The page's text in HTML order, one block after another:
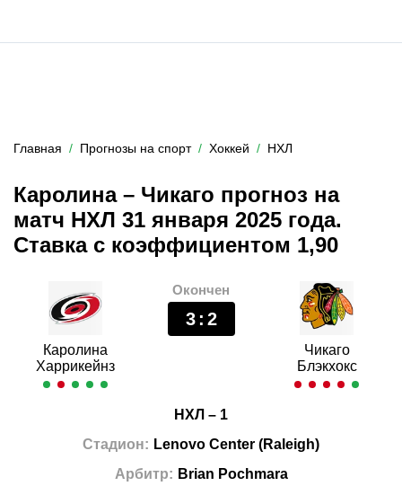
Главная Прогнозы на спорт Хоккей НХЛ
Каролина – Чикаго прогноз на
матч НХЛ 31 января 2025 года.
Ставка с коэффициентом 1,90
Каролина
Харрикейнз
Окончен
3 : 2
Чикаго
Блэкхокс
НХЛ – 1
Стадион: Lenovo Center (Raleigh)
Арбитр: Brian Pochmara